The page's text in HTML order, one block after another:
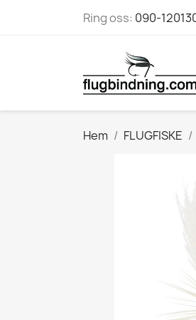
Ring oss: 090-
Hem FLUGFISKE